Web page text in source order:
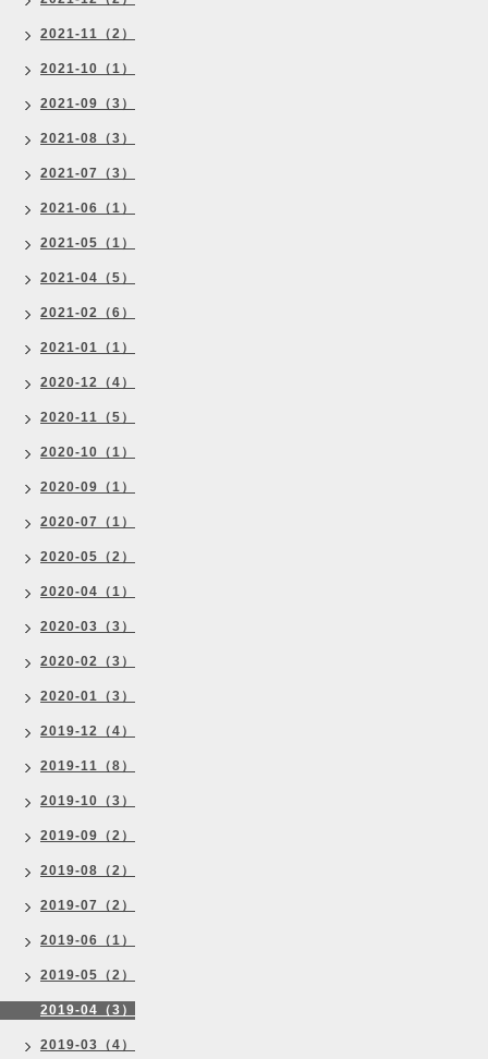
2021-11（2）
2021-10（1）
2021-09（3）
2021-08（3）
2021-07（3）
2021-06（1）
2021-05（1）
2021-04（5）
2021-02（6）
2021-01（1）
2020-12（4）
2020-11（5）
2020-10（1）
2020-09（1）
2020-07（1）
2020-05（2）
2020-04（1）
2020-03（3）
2020-02（3）
2020-01（3）
2019-12（4）
2019-11（8）
2019-10（3）
2019-09（2）
2019-08（2）
2019-07（2）
2019-06（1）
2019-05（2）
2019-04（3）
2019-03（4）